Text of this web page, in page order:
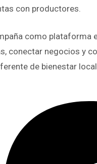
con productores.
como plataforma
conectar negocios y
de bienestar